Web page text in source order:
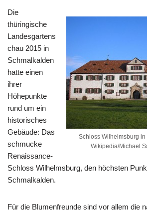
Schloss Wilhelmsburg
Wikipedia/Michael
Die
thüringische
Landesgartens
chau 2015 in
Schmalkalden
hatte einen
ihrer
Höhepunkte
rund um ein
historisches
Gebäude: Das
schmucke
Renaissance-
Schloss Wilhelmsburg, den höchsten
Schmalkalden.
Für die Blumenfreunde sind vor allem die